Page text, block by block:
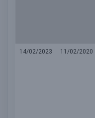
14/02/2023 11/02/2020